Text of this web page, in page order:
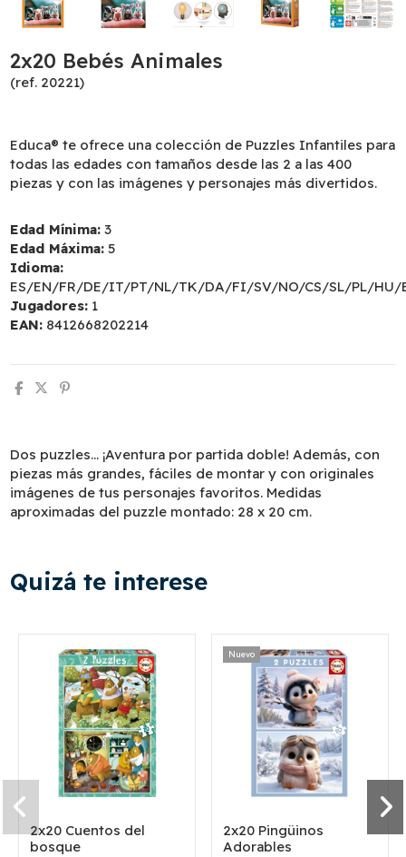
2x20 Bebés Animales
(ref. 20221)
Educa® te ofrece una colección de Puzzles Infantiles para
todas las edades con tamaños desde las 2 a las 400
piezas y con las imágenes y personajes más divertidos.
Edad Mínima: 3
Edad Máxima: 5
Idioma:
ES/EN/FR/DE/IT/PT/NL/TK/DA/FI/SV/NO/CS/SL/PL/HU/
Jugadores: 1
EAN: 8412668202214
Dos puzzles... ¡Aventura por partida doble! Además, con
piezas más grandes, fáciles de montar y con originales
imágenes de tus personajes favoritos. Medidas
aproximadas del puzzle montado: 28 x 20 cm.
Quizá te interese
2x20 Cuentos del
bosque
Nuevo
2x20 Pingüinos
Adorables